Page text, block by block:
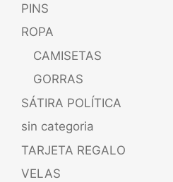
PINS
ROPA
CAMISETAS
GORRAS
SÁTIRA POLÍTICA
sin categoria
TARJETA REGALO
VELAS